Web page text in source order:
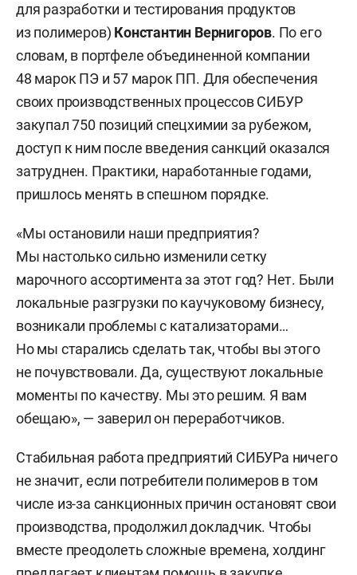
для разработки и тестирования продуктов
из полимеров) Константин Вернигоров. По его
словам, в портфеле объединенной компании
48 марок ПЭ и 57 марок ПП. Для обеспечения
своих производственных процессов СИБУР
закупал 750 позиций спецхимии за рубежом,
доступ к ним после введения санкций оказался
затруднен. Практики, наработанные годами,
пришлось менять в спешном порядке.
«Мы остановили наши предприятия?
Мы настолько сильно изменили сетку
марочного ассортимента за этот год? Нет. Были
локальные разгрузки по каучуковому бизнесу,
возникали проблемы с катализаторами…
Но мы старались сделать так, чтобы вы этого
не почувствовали. Да, существуют локальные
моменты по качеству. Мы это решим. Я вам
обещаю», — заверил он переработчиков.
Стабильная работа предприятий СИБУРа ничего
не значит, если потребители полимеров в том
числе из-за санкционных причин остановят свои
производства, продолжил докладчик. Чтобы
вместе преодолеть сложные времена, холдинг